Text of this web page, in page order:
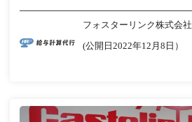
フォスターリンク株式会社
(公開日2022年12月8日）